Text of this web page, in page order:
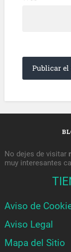
No dejes de visitar
muy interesantes
Aviso de
Aviso Legal
Mapa del Sitio